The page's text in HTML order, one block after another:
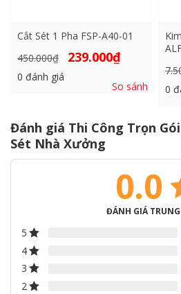
Cắt Sét 1 Pha FSP-A40-01
450.000₫
Giá
gốc
239.000₫Giá
là:
0 đánh giá
So sánh 0
Đánh giá Thi Công Trọn
Sét Nhà Xưởng
0.0
ĐÁNH GIÁ
5
4
3
2